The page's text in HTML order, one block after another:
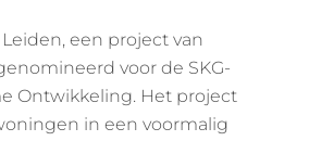
een project van
voor de SKG-
Ontwikkeling. Het project
in een voormalig